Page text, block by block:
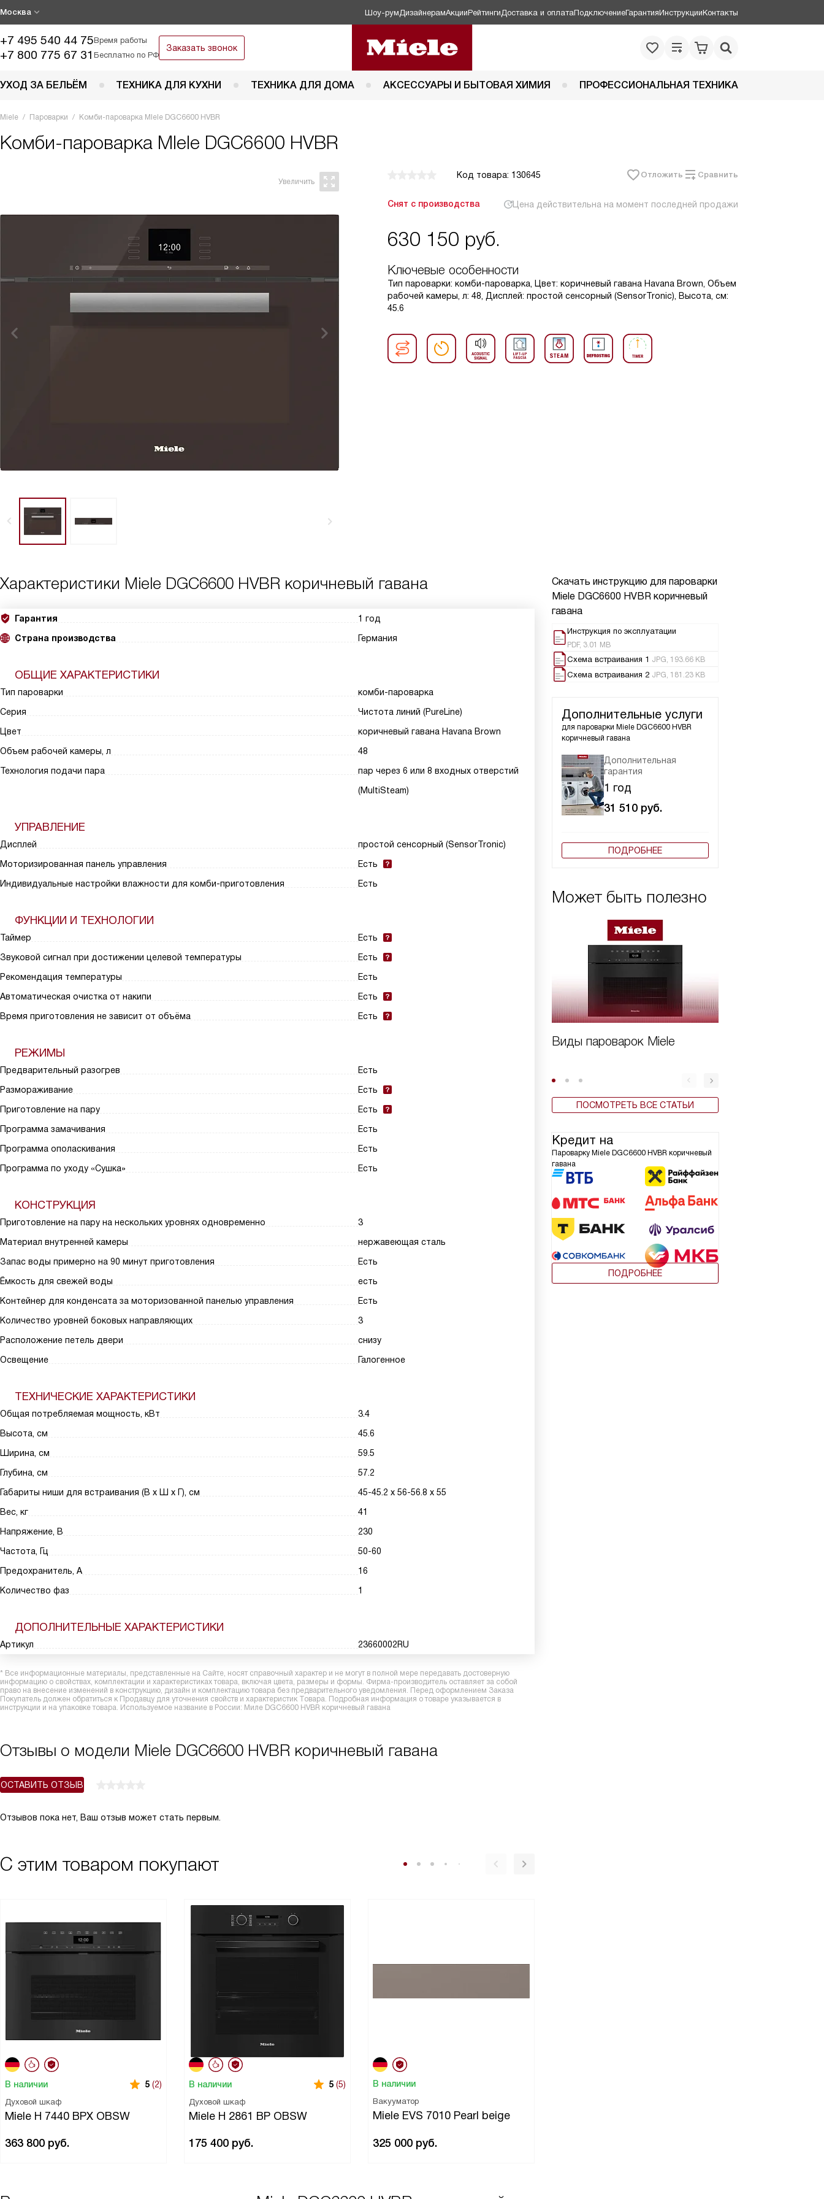
Москва Шоу-рум ДизайнерамАкцииРейтинги Доставка и оплатаПодключениеГарантияИнструкцииКонтакты
+7 495 540 44 75Время работы
+7 800 775 67 31 Бесплатно по РФ
Заказать звонок
УХОД ЗА БЕЛЬЁМ ТЕХНИКА ДЛЯ КУХНИ ТЕХНИКА ДЛЯ ДОМА АКСЕССУАРЫ И БЫТОВАЯ ХИМИЯ ПРОФЕССИОНАЛЬНАЯ ТЕХНИКА
Miele Пароварки Комби-пароварка MIele DGC6600 HVBR
Комби-пароварка MIele DGC6600 HVBR
Код товара: 130645 Отложить Сравнить
Снят с производства Цена действительна на момент последней продажи
630 150 руб.
Ключевые особенности
Тип пароварки: комби-пароварка, Цвет: коричневый гавана Havana Brown, Объем
рабочей камеры, л: 48, Дисплей: простой сенсорный (SensorTronic), Высота, см:
45.6
Скачать инструкцию для пароварки
Miele DGC6600 HVBR коричневый
гавана
Инструкция по эксплуатации
PDF, 3.01 MB
Схема встраивания 1 JPG, 193.66 KB
Схема встраивания 2 JPG, 181.23 KB
Дополнительные услуги
для пароварки Miele DGC6600 HVBR
коричневый гавана
Дополнительная
гарантия
1 год
31 510 руб.
ПОДРОБНЕЕ
Может быть полезно
Виды пароварок Miele
ПОСМОТРЕТЬ ВСЕ СТАТЬИ
Кредит на
Пароварку Miele DGC6600 HVBR коричневый
гавана
ПОДРОБНЕЕ
Характеристики Miele DGC6600 HVBR коричневый гавана
Гарантия
1 год
Страна производства
Германия
ОБЩИЕ ХАРАКТЕРИСТИКИ
Тип пароварки
комби-пароварка
Серия
Чистота линий (PureLine)
Цвет
коричневый гавана Havana Brown
Объем рабочей камеры, л
48
Технология подачи пара
пар через 6 или 8 входных отверстий
(MultiSteam)
УПРАВЛЕНИЕ
Дисплей
простой сенсорный (SensorTronic)
Моторизированная панель управления
Есть
Индивидуальные настройки влажности для комби-приготовления
Есть
ФУНКЦИИ И ТЕХНОЛОГИИ
Таймер
Есть
Звуковой сигнал при достижении целевой температуры
Есть
Рекомендация температуры
Есть
Автоматическая очистка от накипи
Есть
Время приготовления не зависит от объёма
Есть
РЕЖИМЫ
Предварительный разогрев
Есть
Размораживание
Есть
Приготовление на пару
Есть
Программа замачивания
Есть
Программа ополаскивания
Есть
Программа по уходу «Сушка»
Есть
КОНСТРУКЦИЯ
Приготовление на пару на нескольких уровнях одновременно
3
Материал внутренней камеры
нержавеющая сталь
Запас воды примерно на 90 минут приготовления
Есть
Ёмкость для свежей воды
есть
Контейнер для конденсата за моторизованной панелью управления
Есть
Количество уровней боковых направляющих
3
Расположение петель двери
снизу
Освещение
Галогенное
ТЕХНИЧЕСКИЕ ХАРАКТЕРИСТИКИ
Общая потребляемая мощность, кВт
3.4
Высота, см
45.6
Ширина, см
59.5
Глубина, см
57.2
Габариты ниши для встраивания (В х Ш х Г), см
45-45.2 х 56-56.8 х 55
Вес, кг
41
Напряжение, В
230
Частота, Гц
50-60
Предохранитель, А
16
Количество фаз
1
ДОПОЛНИТЕЛЬНЫЕ ХАРАКТЕРИСТИКИ
Артикул 23660002RU
* Все информационные материалы, представленные на Сайте, носят справочный характер и не могут в полной мере передавать достоверную
информацию о свойствах, комплектации и характеристиках товара, включая цвета, размеры и формы. Фирма-производитель оставляет за собой
право на внесение изменений в конструкцию, дизайн и комплектацию товара без предварительного уведомления. Перед оформлением Заказа
Покупатель должен обратиться к Продавцу для уточнения свойств и характеристик Товара. Подробная информация о товаре указывается в
инструкции и на упаковке товара. Используемое название в России: Миле DGC6600 HVBR коричневый гавана
Отзывы о модели Miele DGC6600 HVBR коричневый гавана
ОСТАВИТЬ ОТЗЫВ
Отзывов пока нет, Ваш отзыв может стать первым.
С этим товаром покупают
В наличии 5 (2)
Духовой шкаф
Miele H 7440 BPX OBSW
363 800 руб.
В наличии 5 (5)
Духовой шкаф
Miele H 2861 BP OBSW
175 400 руб.
В наличии
Вакууматор
Miele EVS 7010 Pearl beige
325 000 руб.